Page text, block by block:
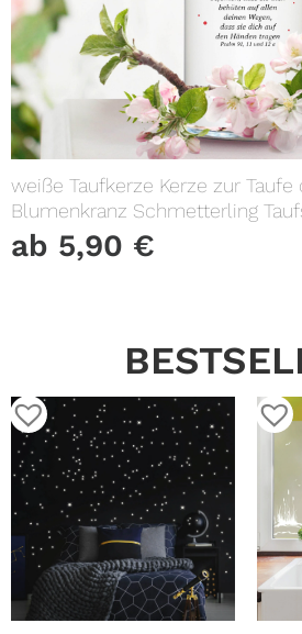
weiße Taufkerze Kerze zur
Blumenkranz Schmetterling
Wunschname & Datum
ab 5,90 €